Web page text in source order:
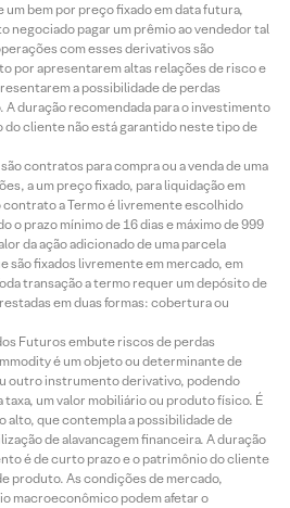
bem por preço fixado em data futura,
negociado pagar um prêmio ao vendedor tal
com esses derivativos são
por apresentarem altas relações de risco e
a possibilidade de perdas
duração recomendada para o investimento
do cliente não está garantido neste tipo de
contratos para compra ou a venda de uma
a um preço fixado, para liquidação em
contrato a Termo é livremente escolhido
o prazo mínimo de 16 dias e máximo de 999
da ação adicionado de uma parcela
são fixados livremente em mercado, em
transação a termo requer um depósito de
em duas formas: cobertura ou
Futuros embute riscos de perdas
é um objeto ou determinante de
outro instrumento derivativo, podendo
um valor mobiliário ou produto físico. É
alto, que contempla a possibilidade de
de alavancagem financeira. A duração
é de curto prazo e o patrimônio do cliente
produto. As condições de mercado,
macroeconômico podem afetar o